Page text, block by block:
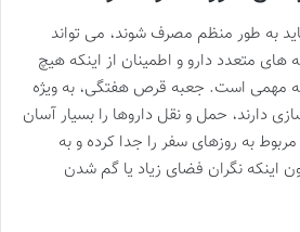
به طور منظم مصرف شوند، می تواند
متعدد دارو و اطمینان از اینکه هیچ
مهمی است. جعبه قرص هفتگی، به ویژه
دارند، حمل و نقل داروها را بسیار آسان
به روزهای سفر را جدا کرده و به
اینکه نگران فضای زیاد یا گم شدن